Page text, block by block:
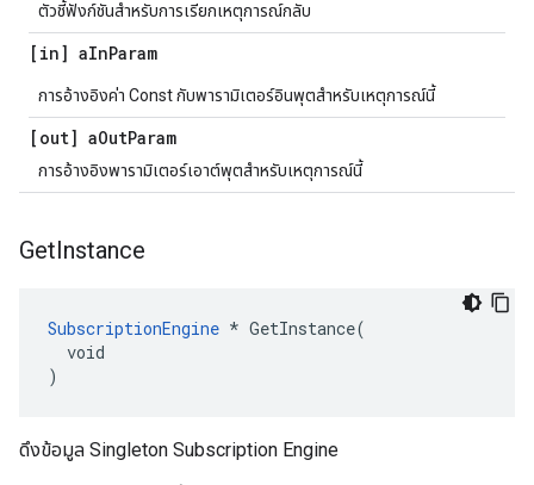
ตัวชี้ฟังก์ชันสำหรับการเรียกเหตุการณ์กลับ
[in] aInParam
การอ้างอิงค่า Const กับพารามิเตอร์อินพุตสำหรับเหตุการณ์นี้
[out] aOutParam
การอ้างอิงพารามิเตอร์เอาต์พุตสําหรับเหตุการณ์นี้
GetInstance
SubscriptionEngine * GetInstance(
  void
)
ดึงข้อมูล Singleton Subscription Engine